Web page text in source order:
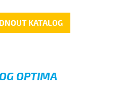
KATALOG
OPTIMA